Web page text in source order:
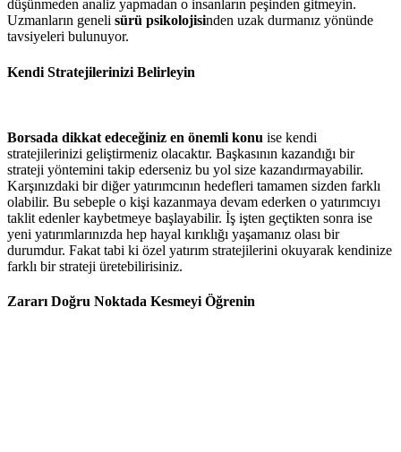
düşünmeden analiz yapmadan o insanların peşinden gitmeyin.
Uzmanların geneli sürü psikolojisinden uzak durmanız yönünde
tavsiyeleri bulunuyor.
Kendi Stratejilerinizi Belirleyin
Borsada dikkat edeceğiniz en önemli konu ise kendi
stratejilerinizi geliştirmeniz olacaktır. Başkasının kazandığı bir
strateji yöntemini takip ederseniz bu yol size kazandırmayabilir.
Karşınızdaki bir diğer yatırımcının hedefleri tamamen sizden farklı
olabilir. Bu sebeple o kişi kazanmaya devam ederken o yatırımcıyı
taklit edenler kaybetmeye başlayabilir. İş işten geçtikten sonra ise
yeni yatırımlarınızda hep hayal kırıklığı yaşamanız olası bir
durumdur. Fakat tabi ki özel yatırım stratejilerini okuyarak kendinize
farklı bir strateji üretebilirisiniz.
Zararı Doğru Noktada Kesmeyi Öğrenin